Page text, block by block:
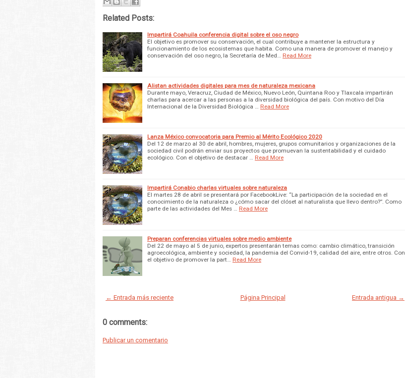
Related Posts:
Impartirá Coahuila conferencia digital sobre el oso negro
El objetivo es promover su conservación, el cual contribuye a mantener la estructura y
funcionamiento de los ecosistemas que habita. Como una manera de promover el manejo y
conservación del oso negro, la Secretaría de Med…
Read More
Alistan actividades digitales para mes de naturaleza mexicana
Durante mayo, Veracruz, Ciudad de México, Nuevo León, Quintana Roo y Tlaxcala impartirán
charlas para acercar a las personas a la diversidad biológica del país. Con motivo del Día
Internacional de la Diversidad Biológica …
Read More
Lanza México convocatoria para Premio al Mérito Ecológico 2020
Del 12 de marzo al 30 de abril, hombres, mujeres, grupos comunitarios y organizaciones de la
sociedad civil podrán enviar sus proyectos que promuevan la sustentabilidad y el cuidado
ecológico. Con el objetivo de destacar …
Read More
Impartirá Conabio charlas virtuales sobre naturaleza
El martes 28 de abril se presentará por FacebookLive: “La participación de la sociedad en el
conocimiento de la naturaleza o ¿cómo sacar del clóset al naturalista que llevo dentro?”. Como
parte de las actividades del Mes …
Read More
Preparan conferencias virtuales sobre medio ambiente
Del 22 de mayo al 5 de junio, expertos presentarán temas como: cambio climático, transición
agroecológica, ambiente y sociedad, la pandemia del Convid-19, calidad del aire, entre otros. Con
el objetivo de promover la part…
Read More
← Entrada más reciente Entrada antigua →
Página Principal
0 comments:
Publicar un comentario